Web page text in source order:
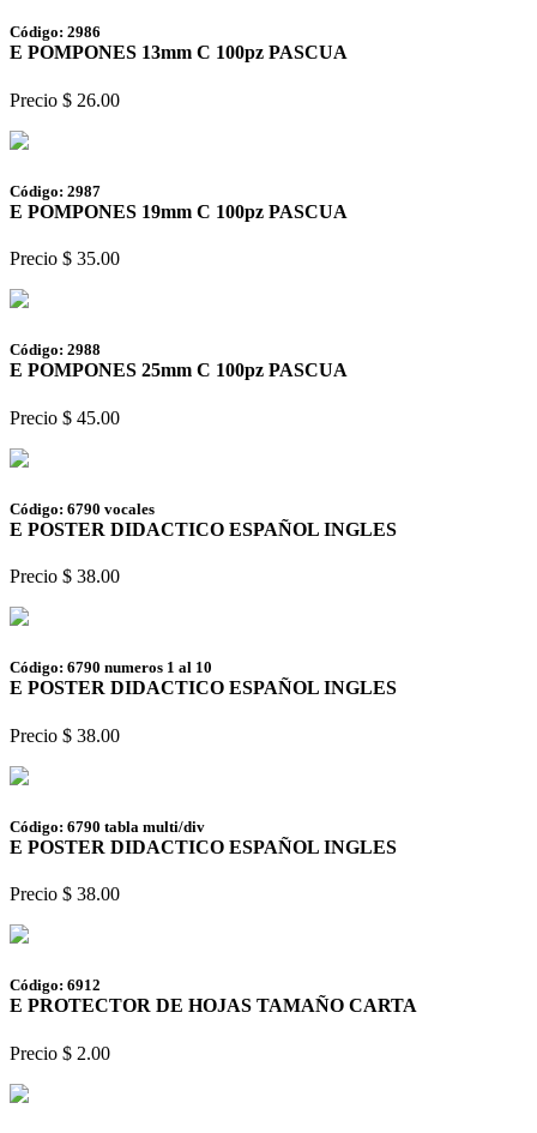
Código: 2986
E POMPONES 13mm C 100pz PASCUA
Precio $ 26.00
Código: 2987
E POMPONES 19mm C 100pz PASCUA
Precio $ 35.00
Código: 2988
E POMPONES 25mm C 100pz PASCUA
Precio $ 45.00
Código: 6790 vocales
E POSTER DIDACTICO ESPAÑOL INGLES
Precio $ 38.00
Código: 6790 numeros 1 al 10
E POSTER DIDACTICO ESPAÑOL INGLES
Precio $ 38.00
Código: 6790 tabla multi/div
E POSTER DIDACTICO ESPAÑOL INGLES
Precio $ 38.00
Código: 6912
E PROTECTOR DE HOJAS TAMAÑO CARTA
Precio $ 2.00